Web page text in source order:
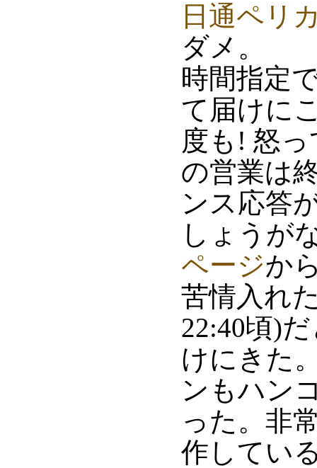
日通ペリ
ダメ。
時間指定
て届けに
度も! 怒
の営業は
ンス応答
しょうが
ページか
苦情入れ
22:40頃)
けにきた
ンもハン
った。非
作してい